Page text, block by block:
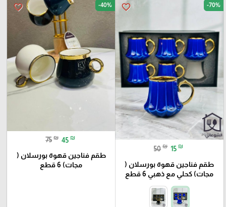
favorite_border -70%
50 ₪ 15 ₪
طقم فناجين قهوة بورسلان (
مجات) كحلي مع ذهبي 6 قطع
favorite_border -40%
75 ₪ 45 ₪
طقم فناجين قهوة بورسلان (
مجات) 6 قطع